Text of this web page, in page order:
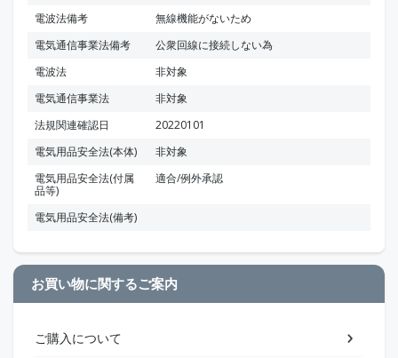
電波法備考
無線機能がないため
電気通信事業法備考
公衆回線に接続しない為
電波法
非対象
電気通信事業法
非対象
法規関連確認日
20220101
電気用品安全法(本体)
非対象
電気用品安全法(付属
品等)
適合/例外承認
電気用品安全法(備考)
お買い物に関するご案内
ご購入について